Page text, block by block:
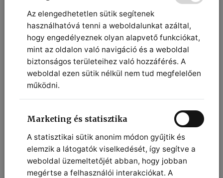
Mire számíthat a páciens utána?
varratokat 12-14 nap múlva távolítjuk el. A
rehabilitáció elengedhetetlen: a gyógytorna segít
visszanyerni a mozgástartományt és az erőt. A
teljes felépülés több hónapot is igénybe vehet, de
a végeredmény a kéz stabilitásának és
funkciójának jelentős javulása.
Az elengedhetetlen sütik segítenek
használhatóvá tenni a weboldalunkat azáltal,
hogy engedélyeznek olyan alapvető funkciókat,
mint az oldalon való navigáció és a weboldal
biztonságos területeihez való hozzáférés. A
weboldal ezen sütik nélkül nem tud megfelelően
működni.
Marketing és statisztika
A statisztikai sütik anonim módon gyűjtik és
elemzik a látogatók viselkedését, így segítve a
weboldal üzemeltetőjét abban, hogy jobban
megértse a felhasználói interakciókat. A